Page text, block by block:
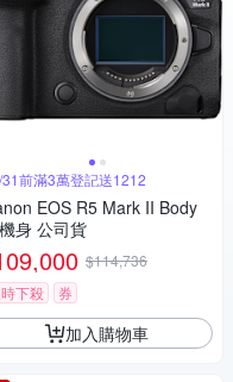
前滿3萬登記送1212
EOS R5 Mark II Body
單機身 公司貨
$114,736
下殺
券
加入購物車